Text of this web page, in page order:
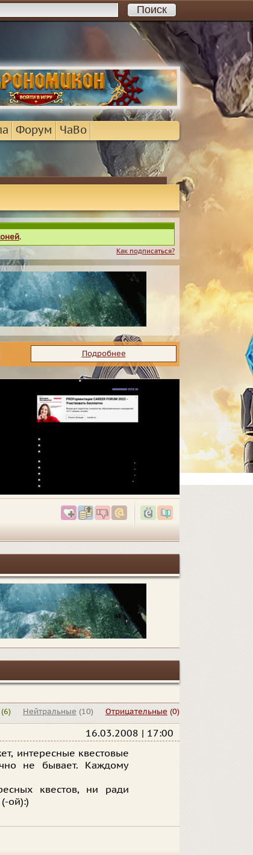
Форум ЧаВо
.
Как подписаться?
Подробнее
Отрицательные (0)
Нейтральные (10)
(6)
16.03.2008 | 17:00
интересные квестовые
не бывает. Каждому
квестов, ни ради
ой):)